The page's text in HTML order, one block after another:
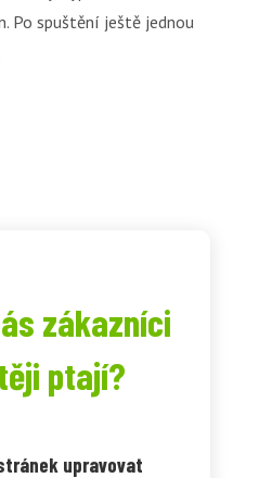
Po spuštění ještě jednou
zákazníci
ptají?
upravovat